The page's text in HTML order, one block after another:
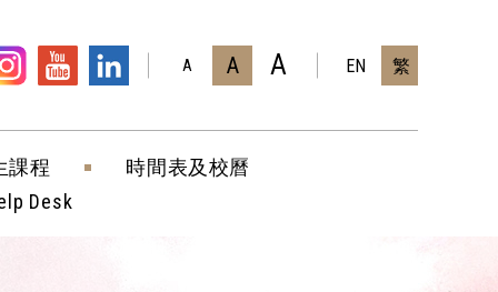
A A A EN 繁
課程
時間表及校曆
Desk